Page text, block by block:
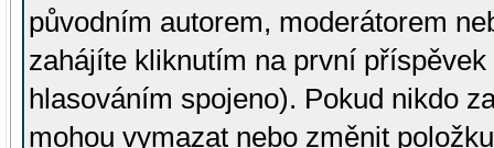
původním autorem, moderátorem
zahájíte kliknutím na první
hlasováním spojeno). Pokud nikdo
mohou vymazat nebo změnit